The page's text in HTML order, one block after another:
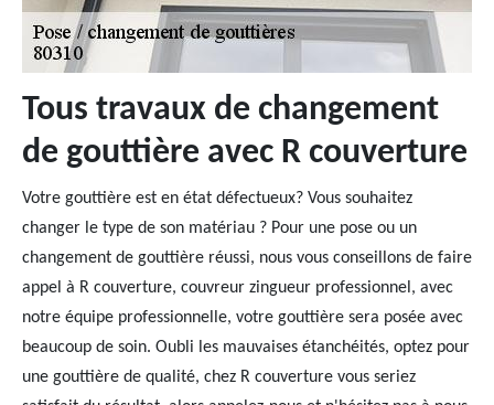
Tous travaux de changement
de gouttière avec R couverture
Votre gouttière est en état défectueux? Vous souhaitez
changer le type de son matériau ? Pour une pose ou un
changement de gouttière réussi, nous vous conseillons de faire
appel à R couverture, couvreur zingueur professionnel, avec
notre équipe professionnelle, votre gouttière sera posée avec
beaucoup de soin. Oubli les mauvaises étanchéités, optez pour
une gouttière de qualité, chez R couverture vous seriez